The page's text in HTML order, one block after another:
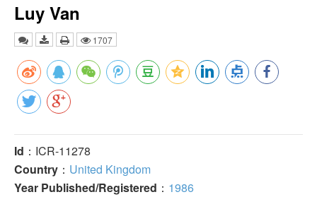
Luy Van
1707
Id ：ICR-11278
Country ： United Kingdom
Year Published/Registered ： 1986